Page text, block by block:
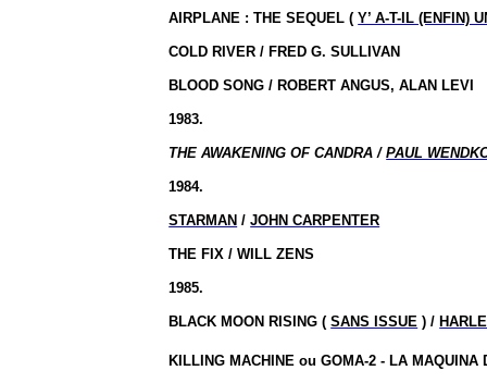
AIRPLANE : THE SEQUEL (Y’ A-T-IL (ENFIN)
COLD RIVER / FRED G. SULLIVAN
BLOOD SONG / ROBERT ANGUS, ALAN LEVI
1983.
THE AWAKENING OF CANDRA /PAUL
1984.
STARMAN /JOHN CARPENTER
THE FIX / WILL ZENS
1985.
BLACK MOON RISING (SANS ISSUE ) /
KILLING MACHINE ou GOMA-2 - LA MAQUINA